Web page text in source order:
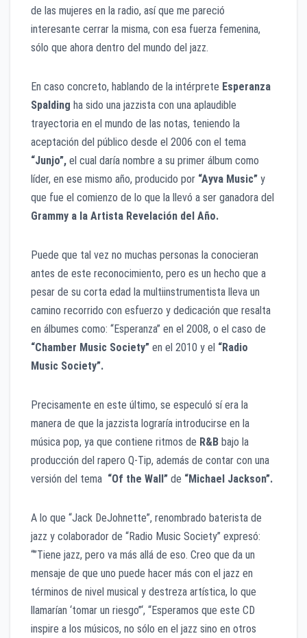
de las mujeres en la radio, así que me pareció
interesante cerrar la misma, con esa fuerza femenina,
sólo que ahora dentro del mundo del jazz.
En caso concreto, hablando de la intérprete Esperanza
Spalding ha sido una jazzista con una aplaudible
trayectoria en el mundo de las notas, teniendo la
aceptación del público desde el 2006 con el tema
“Junjo”, el cual daría nombre a su primer álbum como
líder, en ese mismo año, producido por “Ayva Music” y
que fue el comienzo de lo que la llevó a ser ganadora del
Grammy a la Artista Revelación del Año.
Puede que tal vez no muchas personas la conocieran
antes de este reconocimiento, pero es un hecho que a
pesar de su corta edad la multiinstrumentista lleva un
camino recorrido con esfuerzo y dedicación que resalta
en álbumes como: “Esperanza” en el 2008, o el caso de
“Chamber Music Society” en el 2010 y el “Radio
Music Society”.
Precisamente en este último, se especuló sí era la
manera de que la jazzista lograría introducirse en la
música pop, ya que contiene ritmos de R&B bajo la
producción del rapero Q-Tip, además de contar con una
versión del tema “Of the Wall” de “Michael Jackson”.
A lo que “Jack DeJohnette”, renombrado baterista de
jazz y colaborador de “Radio Music Society” expresó:
“”Tiene jazz, pero va más allá de eso. Creo que da un
mensaje de que uno puede hacer más con el jazz en
términos de nivel musical y destreza artística, lo que
llamarían ‘tomar un riesgo”‘, “Esperamos que este CD
inspire a los músicos, no sólo en el jazz sino en otros